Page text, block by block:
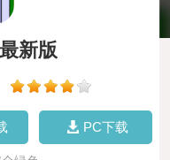
新版
PC下载